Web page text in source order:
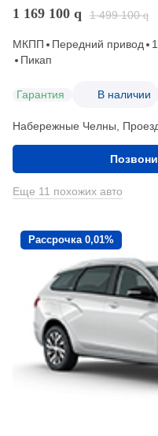
1 169 100 q 1 499 100 q
МКПП Передний привод
Пикап
Гарантия В наличии
Набережные Челны,
Еще 11 похожих авто
Рассрочка 0,01%